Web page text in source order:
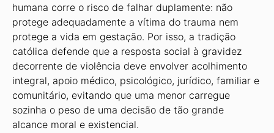
humana corre o risco de falhar duplamente: não
protege adequadamente a vítima do trauma nem
protege a vida em gestação. Por isso, a tradição
católica defende que a resposta social à gravidez
decorrente de violência deve envolver acolhimento
integral, apoio médico, psicológico, jurídico, familiar e
comunitário, evitando que uma menor carregue
sozinha o peso de uma decisão de tão grande
alcance moral e existencial.